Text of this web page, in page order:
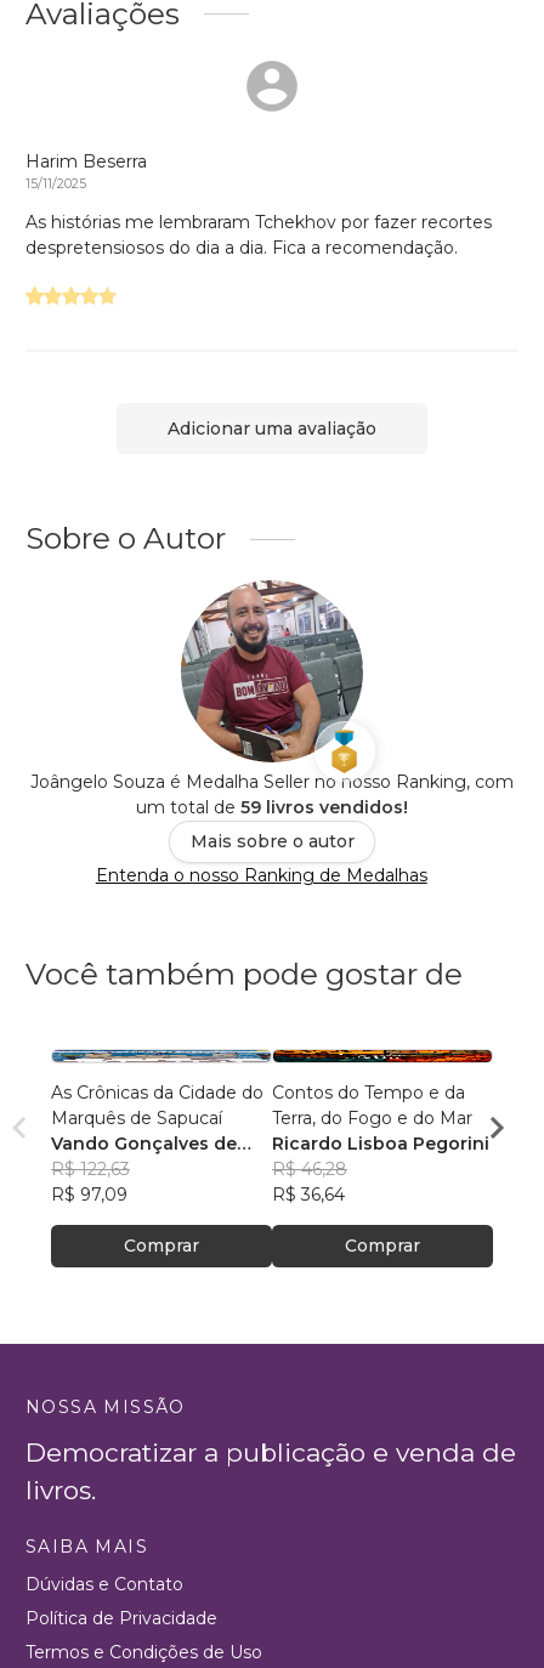
Avaliações
Harim Beserra
15/11/2025
As histórias me lembraram Tchekhov por fazer recortes
despretensiosos do dia a dia. Fica a recomendação.
Adicionar uma avaliação
Sobre o Autor
Joângelo Souza é Medalha Seller no nosso Ranking, com
um total de 59 livros vendidos!
Mais sobre o autor
Entenda o nosso Ranking de Medalhas
Você também pode gostar de
As Crônicas da Cidade do
Marquês de Sapucaí
Vando Gonçalves de
Araújo
R$ 122,63
R$ 97,09
Comprar
Contos do Tempo e da
Terra, do Fogo e do Mar
Ricardo Lisboa Pegorini
R$ 46,28
R$ 36,64
Comprar
R$
NOSSA MISSÃO
Democratizar a publicação e venda de
livros.
SAIBA MAIS
Dúvidas e Contato
Política de Privacidade
Termos e Condições de Uso